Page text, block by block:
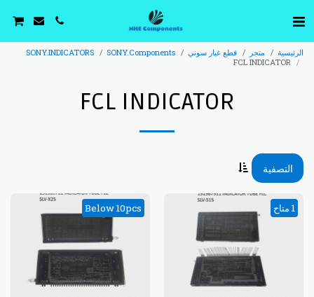
الرئيسية متجر قطع غيار سوني SONY.Components
SONY.INDICATORS
FCL INDICATOR
FCL INDICATOR
التصفية
1 متاح Below 10pcs